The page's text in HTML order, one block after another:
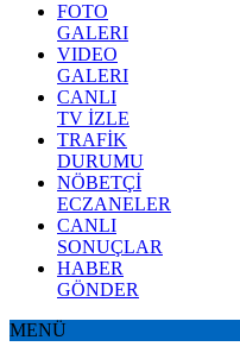
FOTO
GALERI
VIDEO
GALERI
CANLI
TV İZLE
TRAFİK
DURUMU
NÖBETÇİ
ECZANELER
CANLI
SONUÇLAR
HABER
GÖNDER
MENÜ